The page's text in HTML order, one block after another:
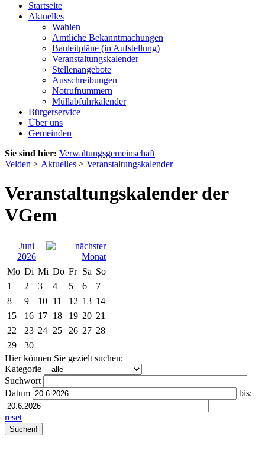
Startseite
Aktuelles
Wahlen
Amtliche Bekanntmachungen
Bauleitpläne (in Aufstellung)
Veranstaltungskalender
Stellenangebote
Ausschreibungen
Notrufnummern
Müllabfuhrkalender
Bürgerservice
Über uns
Gemeinden
Sie sind hier: Verwaltungsgemeinschaft
Velden > Aktuelles > Veranstaltungskalender
Veranstaltungskalender der
VGem
Juni
2026
Mo Di Mi Do Fr Sa So
1
2 3 4 5 6
7
8
9 10 11 12 13 14
15
16 17 18 19 20 21
22
23 24 25 26 27 28
29
30
Hier können Sie gezielt suchen:
Kategorie
Suchwort
Datum
bis:
reset